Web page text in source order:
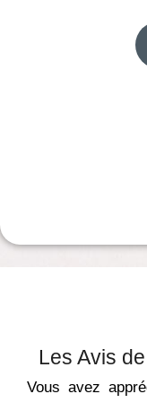
Les Avis
Vous avez